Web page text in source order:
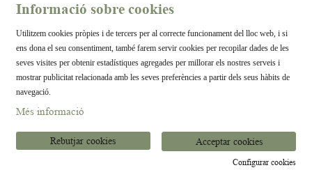
Informació sobre cookies
Utilitzem cookies pròpies i de tercers per al correcte funcionament del lloc web, i si
ens dona el seu consentiment, també farem servir cookies per recopilar dades de les
seves visites per obtenir estadístiques agregades per millorar els nostres serveis i
mostrar publicitat relacionada amb les seves preferències a partir dels seus hàbits de
navegació.
Més informació
Acceptar cookies
Rebutjar cookies
Configurar cookies